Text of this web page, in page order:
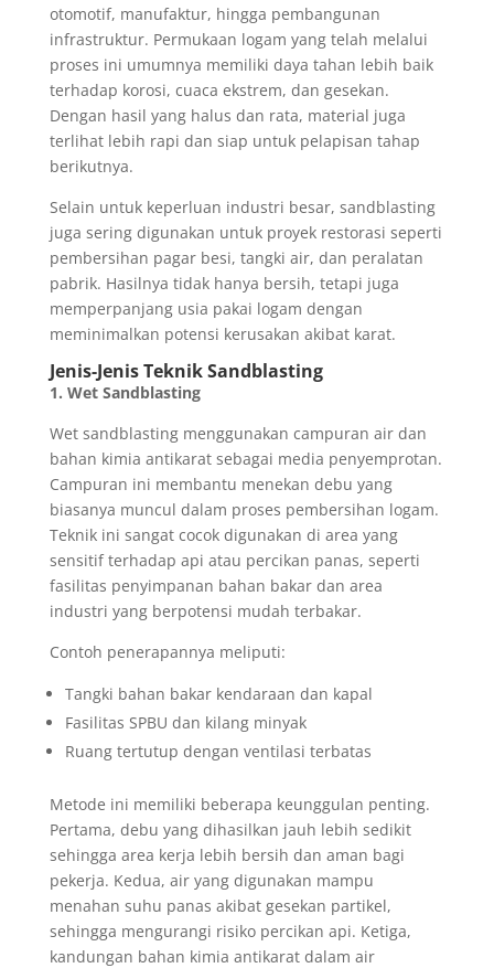
otomotif, manufaktur, hingga pembangunan
infrastruktur. Permukaan logam yang telah melalui
proses ini umumnya memiliki daya tahan lebih baik
terhadap korosi, cuaca ekstrem, dan gesekan.
Dengan hasil yang halus dan rata, material juga
terlihat lebih rapi dan siap untuk pelapisan tahap
berikutnya.
Selain untuk keperluan industri besar, sandblasting
juga sering digunakan untuk proyek restorasi seperti
pembersihan pagar besi, tangki air, dan peralatan
pabrik. Hasilnya tidak hanya bersih, tetapi juga
memperpanjang usia pakai logam dengan
meminimalkan potensi kerusakan akibat karat.
Jenis-Jenis Teknik Sandblasting
1. Wet Sandblasting
Wet sandblasting menggunakan campuran air dan
bahan kimia antikarat sebagai media penyemprotan.
Campuran ini membantu menekan debu yang
biasanya muncul dalam proses pembersihan logam.
Teknik ini sangat cocok digunakan di area yang
sensitif terhadap api atau percikan panas, seperti
fasilitas penyimpanan bahan bakar dan area
industri yang berpotensi mudah terbakar.
Contoh penerapannya meliputi:
Tangki bahan bakar kendaraan dan kapal
Fasilitas SPBU dan kilang minyak
Ruang tertutup dengan ventilasi terbatas
Metode ini memiliki beberapa keunggulan penting.
Pertama, debu yang dihasilkan jauh lebih sedikit
sehingga area kerja lebih bersih dan aman bagi
pekerja. Kedua, air yang digunakan mampu
menahan suhu panas akibat gesekan partikel,
sehingga mengurangi risiko percikan api. Ketiga,
kandungan bahan kimia antikarat dalam air